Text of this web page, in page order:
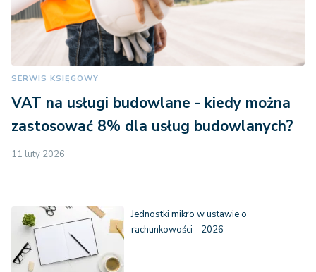
SERWIS KSIĘGOWY
VAT na usługi budowlane - kiedy można
zastosować 8% dla usług budowlanych?
11 luty 2026
Jednostki mikro w ustawie o
rachunkowości - 2026